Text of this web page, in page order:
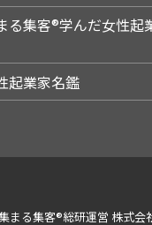
る集客®学んだ女性起
起業家名鑑
まる集客®︎総研運営 株式会